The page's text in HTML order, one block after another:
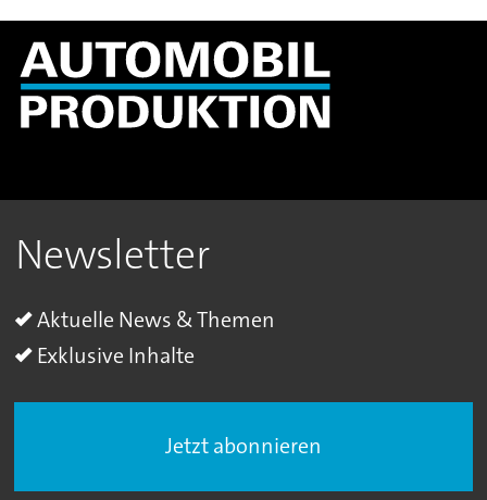
Newsletter
Aktuelle News & Themen
Exklusive Inhalte
Jetzt abonnieren